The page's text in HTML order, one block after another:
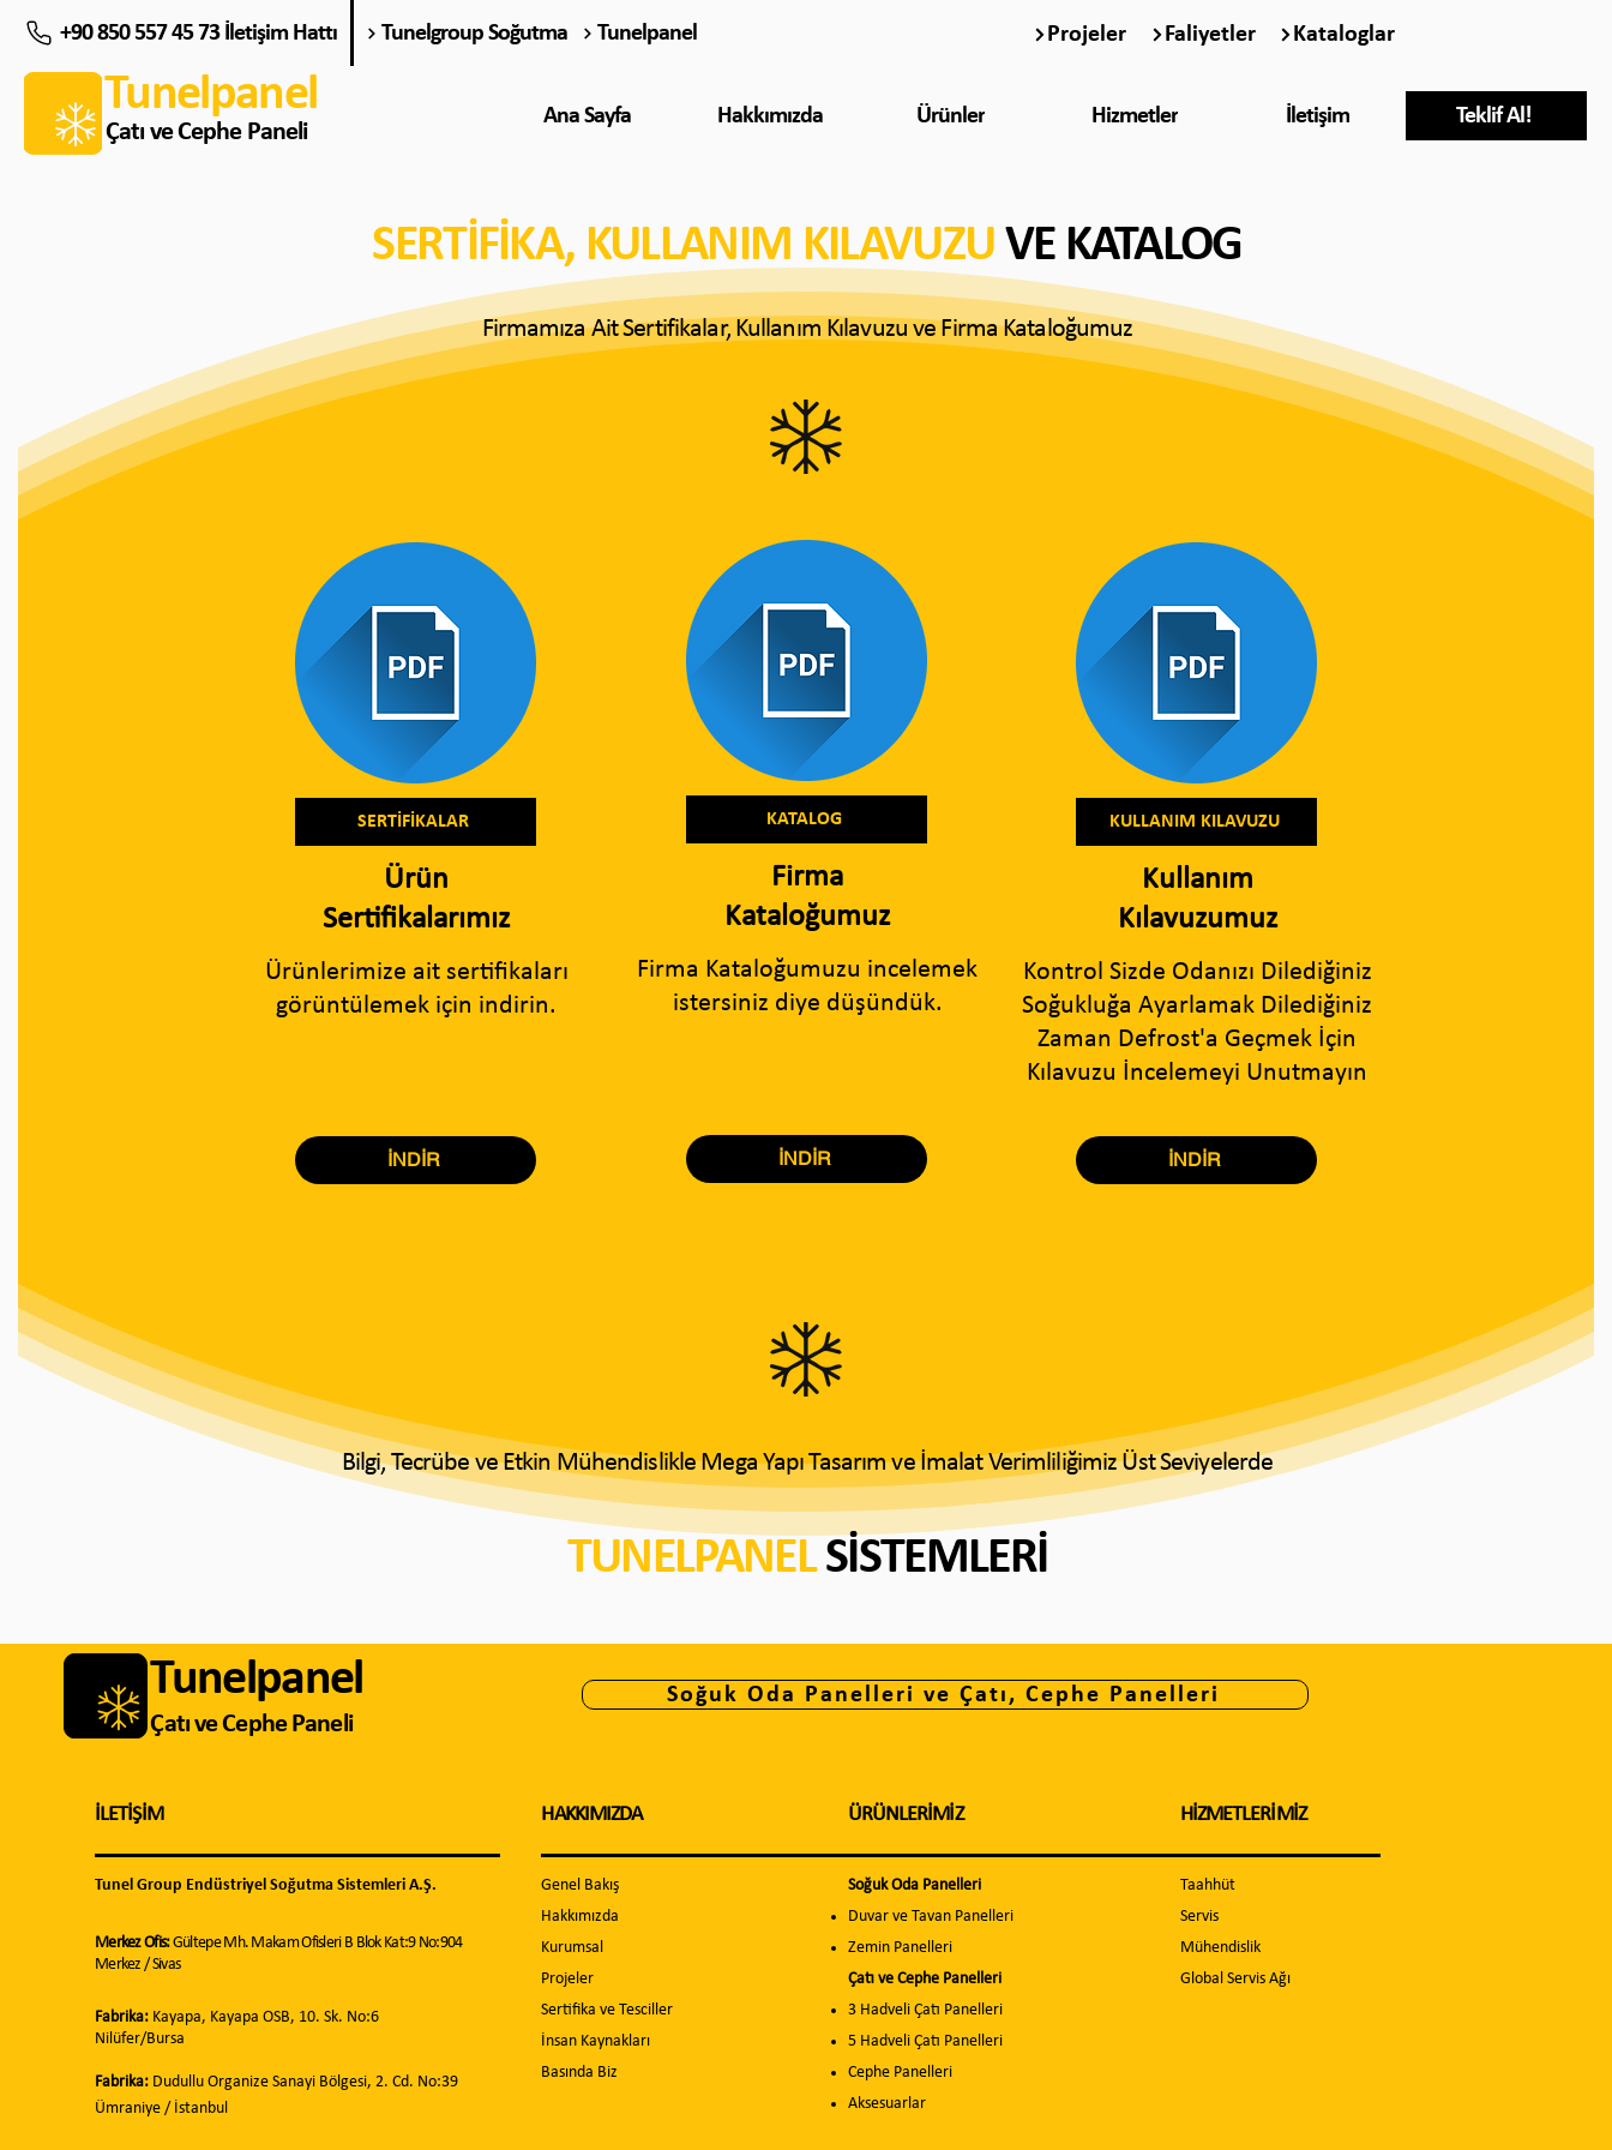
Tunelpanel
Çatı ve Cephe Paneli
+90 850 557 45 73 İletişim Hattı Tunelpanel
Tunelgroup Soğutma
Teklif Al!
İletişim
Hizmetler
Ürünler
Hakkımızda
Ana Sayfa
Projeler Faliyetler Kataloglar
SERTİFİKA, KULLANIM KILAVUZU VE KATALOG
Firmamıza Ait Sertifikalar, Kullanım Kılavuzu ve Firma Kataloğumuz
SERTİFİKALAR
Ürün
Sertifikalarımız
Ürünlerimize ait sertifikaları
görüntülemek için indirin.
İNDİR
KULLANIM KILAVUZU
Kullanım
Kılavuzumuz
Kontrol Sizde Odanızı Dilediğiniz
Soğukluğa Ayarlamak Dilediğiniz
Zaman Defrost'a Geçmek İçin
Kılavuzu İncelemeyi Unutmayın
İNDİR
KATALOG
Firma
Kataloğumuz
Firma Kataloğumuzu incelemek
istersiniz diye düşündük.
İNDİR
Bilgi, Tecrübe ve Etkin Mühendislikle Mega Yapı Tasarım ve İmalat Verimliliğimiz Üst Seviyelerde
TUNELPANELSİSTEMLERİ
Tunelpanel
Çatı ve Cephe Paneli
Soğuk Oda Panelleri ve Çatı, Cephe Panelleri
İLETİŞİM
Tunel Group Endüstriyel Soğutma Sistemleri A.Ş.
Merkez Ofis:Gültepe Mh. Makam Ofisleri B Blok Kat:9 No:904
Merkez / Sivas
Fabrika:Kayapa, Kayapa OSB, 10. Sk. No:6
Nilüfer/Bursa
Fabrika:Dudullu Organize Sanayi Bölgesi, 2. Cd. No:39
Ümraniye / İstanbul
HAKKIMIZDA
Genel Bakış
Hakkımızda
Kurumsal
Projeler
Sertifika ve Tesciller
İnsan Kaynakları
Basında Biz
ÜRÜNLERİMİZ
Soğuk Oda Panelleri
Duvar ve Tavan Panelleri
Zemin Panelleri
Çatı ve Cephe Panelleri
3 Hadveli Çatı Panelleri
5 Hadveli Çatı Panelleri
Cephe Panelleri
Aksesuarlar
HİZMETLERİMİZ
Taahhüt
Servis
Mühendislik
Global Servis Ağı